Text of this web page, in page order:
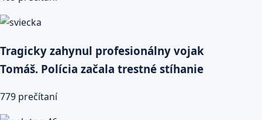
Tragicky zahynul profesionálny vojak
Tomáš. Polícia začala trestné stíhanie
779 prečítaní